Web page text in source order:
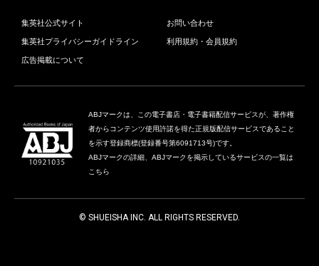
集英社公式サイト お問い合わせ
集英社プライバシーガイドライン 利用規約・会員規約
広告掲載について
ABJマークは、この電子書店・電子書籍配信サービスが、著作権
者からコンテンツ使用許諾を得た正規版配信サービスであること
を示す登録商標(登録番号第6091713号)です。
ABJマークの詳細、ABJマークを掲示しているサービスの一覧は
こちら
© SHUEISHA INC. ALL RIGHTS RESERVED.